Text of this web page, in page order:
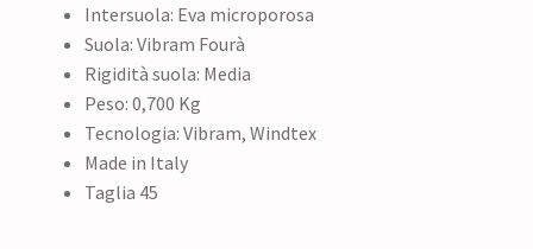
Intersuola: Eva microporosa
Suola: Vibram Fourà
Rigidità suola: Media
Peso: 0,700 Kg
Tecnologia: Vibram, Windtex
Made in Italy
Taglia 45